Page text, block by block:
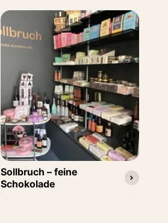
Sollbruch – feine
Schokolade